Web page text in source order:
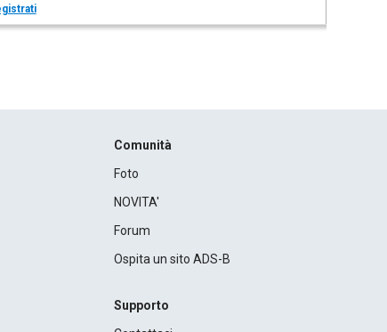
Comunità
Foto
NOVITA'
Forum
Ospita un sito ADS-B
Supporto